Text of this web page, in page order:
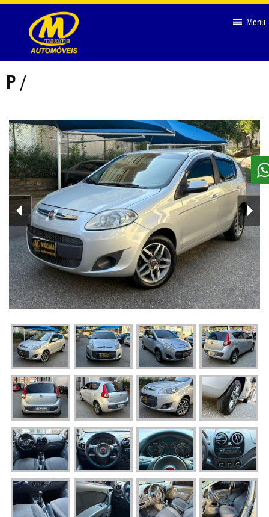
-->
Menu
P /